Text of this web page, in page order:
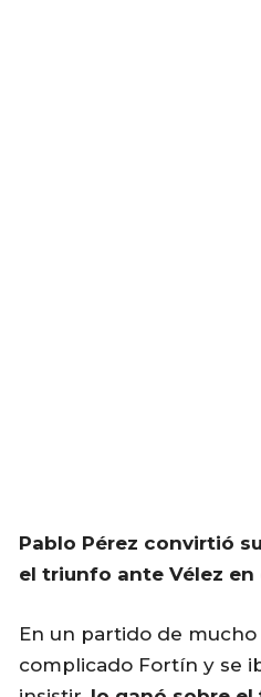
Pablo Pérez convirtió
el triunfo ante Vélez en
En un partido de
complicado Fortín y se